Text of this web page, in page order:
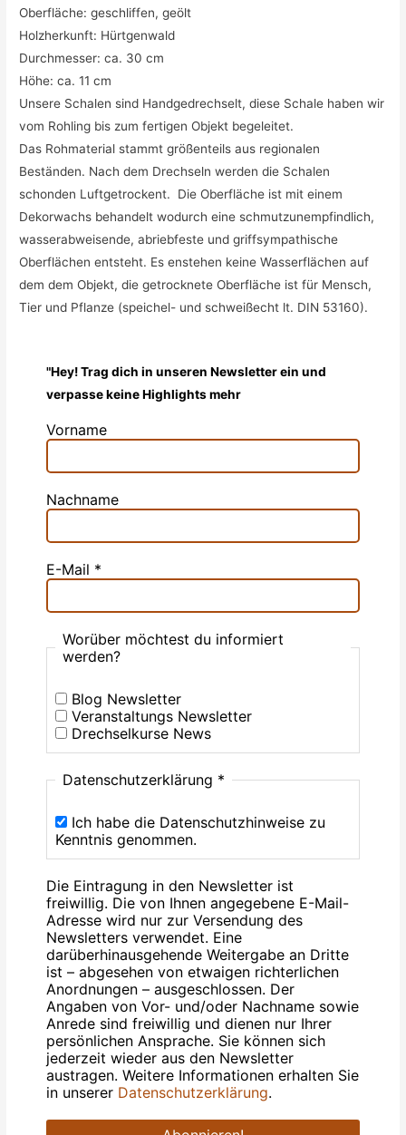
Oberfläche: geschliffen, geölt
Holzherkunft: Hürtgenwald
Durchmesser: ca. 30 cm
Höhe: ca. 11 cm
Unsere Schalen sind Handgedrechselt, diese Schale haben wir
vom Rohling bis zum fertigen Objekt begeleitet.
Das Rohmaterial stammt größenteils aus regionalen
Beständen. Nach dem Drechseln werden die Schalen
schonden Luftgetrockent. Die Oberfläche ist mit einem
Dekorwachs behandelt wodurch eine schmutzunempfindlich,
wasserabweisende, abriebfeste und griffsympathische
Oberflächen entsteht. Es enstehen keine Wasserflächen auf
dem dem Objekt, die getrocknete Oberfläche ist für Mensch,
Tier und Pflanze (speichel- und schweißecht lt. DIN 53160).
"Hey! Trag dich in unseren Newsletter ein und
verpasse keine Highlights mehr
Vorname
Nachname
E-Mail *
Worüber möchtest du informiert
werden?
Blog Newsletter
Veranstaltungs Newsletter
Drechselkurse News
Datenschutzerklärung *
Ich habe die Datenschutzhinweise zu
Kenntnis genommen.
Die Eintragung in den Newsletter ist
freiwillig. Die von Ihnen angegebene E-Mail-
Adresse wird nur zur Versendung des
Newsletters verwendet. Eine
darüberhinausgehende Weitergabe an Dritte
ist – abgesehen von etwaigen richterlichen
Anordnungen – ausgeschlossen. Der
Angaben von Vor- und/oder Nachname sowie
Anrede sind freiwillig und dienen nur Ihrer
persönlichen Ansprache. Sie können sich
jederzeit wieder aus den Newsletter
austragen. Weitere Informationen erhalten Sie
in unserer Datenschutzerklärung.